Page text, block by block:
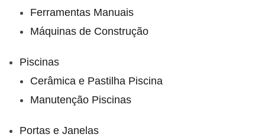
Ferramentas Manuais
Máquinas de Construção
Piscinas
Cerâmica e Pastilha Piscina
Manutenção Piscinas
Portas e Janelas